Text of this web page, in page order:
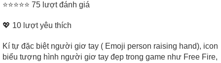
⭐⭐⭐⭐⭐ 75 lượt đánh giá
💖 10 lượt yêu thích
Kí tự đặc biệt người giơ tay ( Emoji person raising hand), icon
biểu tượng hình người giơ tay đẹp trong game như Free Fire,